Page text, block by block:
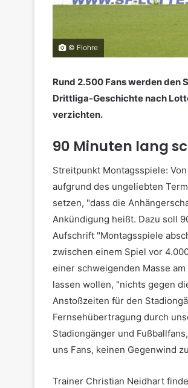
© Flohre
Rund 2.500 Fans werden den
Drittliga-Geschichte nach
verzichten.
90 Minuten lang
Streitpunkt Montagsspiele:
aufgrund des ungeliebten
setzen, "dass die
Ankündigung heißt. Dazu soll
Aufschrift "Montagsspiele
zwischen einem Spiel vor
einer schweigenden Masse
lassen wollen, "nichts gegen
Anstoßzeiten für den
Fernsehübertragung durch
Stadiongänger und
uns Fans, keinen Gegenwind
Trainer Christian Neidhart